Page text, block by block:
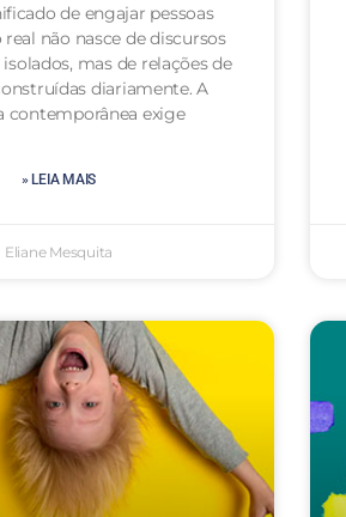
de engajar pessoas
não nasce de discursos
mas de relações de
diariamente. A
contemporânea exige
» LEIA MAIS
Eliane Mesquita